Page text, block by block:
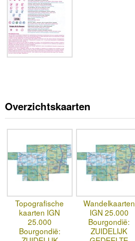
Overzichtskaarten
Topografische
kaarten IGN
25.000
Bourgondië:
Wandelkaarten
IGN 25.000
Bourgondië:
ZUIDELIJK